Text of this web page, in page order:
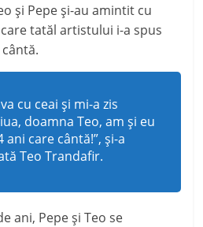
și Pepe și-au amintit cu
tatăl artistului i-a spus
cu ceai și mi-a zis
doamna Teo, am și eu
ani care cântă!”, și-a
Teo Trandafir.
ani, Pepe și Teo se